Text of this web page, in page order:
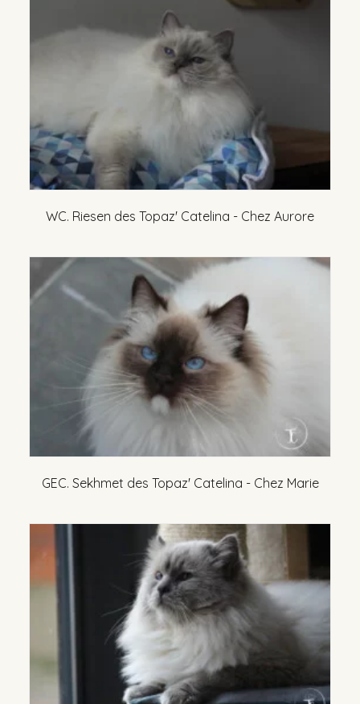
WC. Riesen des Topaz' Catelina - Chez Aurore
GEC. Sekhmet des Topaz' Catelina - Chez Marie